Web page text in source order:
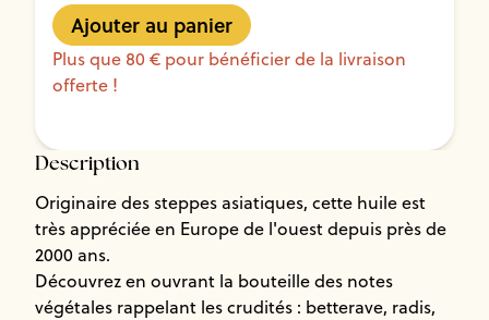
Plus que 80 € pour bénéficier de la livraison
offerte !
Description
Originaire des steppes asiatiques, cette huile est
très appréciée en Europe de l'ouest depuis près de
2000 ans.
Découvrez en ouvrant la bouteille des notes
végétales rappelant les crudités : betterave, radis,